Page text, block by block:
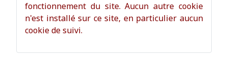
fonctionnement du site. Aucun autre cookie
n'est installé sur ce site, en particulier aucun
cookie de suivi.